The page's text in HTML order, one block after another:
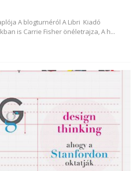
A blogturnéról A Libri Kiadó
is Carrie Fisher önéletrajza, A h...